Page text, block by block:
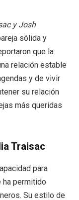
y Josh
sólida y
que la
relación estable
y de vivir
su relación
más queridas
Traisac
para
ha permitido
Su estilo de